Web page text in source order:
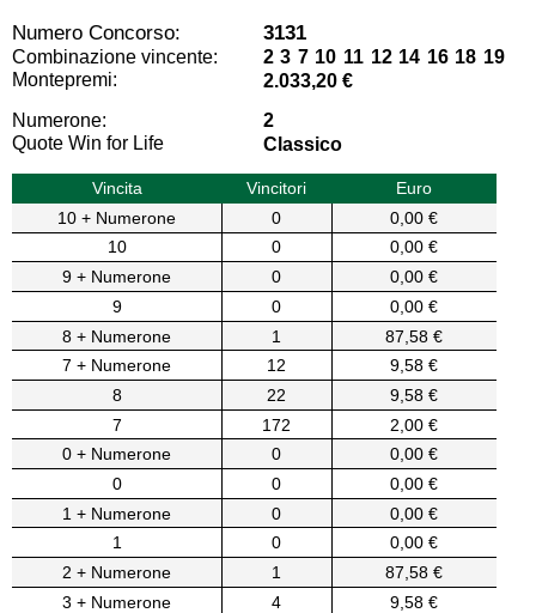
Numero Concorso: 3131
Combinazione vincente:
2 3 7 10 11 12 14 16 18 19
Montepremi:
2.033,20 €
Numerone:
2
Quote Win for Life
Classico
Vincita Vincitori
Euro
10 + Numerone
0
0,00 €
10
0
0,00 €
9 + Numerone
0
0,00 €
9
0
0,00 €
8 + Numerone
1
87,58 €
7 + Numerone
12
9,58 €
8
22
9,58 €
7
172
2,00 €
0 + Numerone
0
0,00 €
0
0
0,00 €
1 + Numerone
0
0,00 €
1
0
0,00 €
2 + Numerone
1
87,58 €
3 + Numerone
4
9,58 €